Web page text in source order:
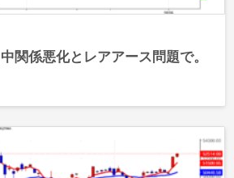
関係悪化とレアアース問題で。